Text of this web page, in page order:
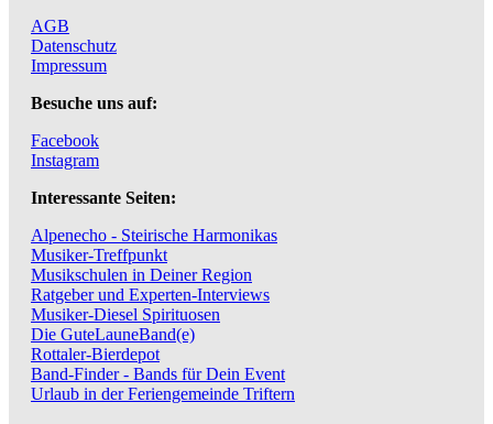
AGB
Datenschutz
Impressum
Besuche uns auf:
Facebook
Instagram
Interessante Seiten:
Alpenecho - Steirische Harmonikas
Musiker-Treffpunkt
Musikschulen in Deiner Region
Ratgeber und Experten-Interviews
Musiker-Diesel Spirituosen
Die GuteLauneBand(e)
Rottaler-Bierdepot
Band-Finder - Bands für Dein Event
Urlaub in der Feriengemeinde Triftern